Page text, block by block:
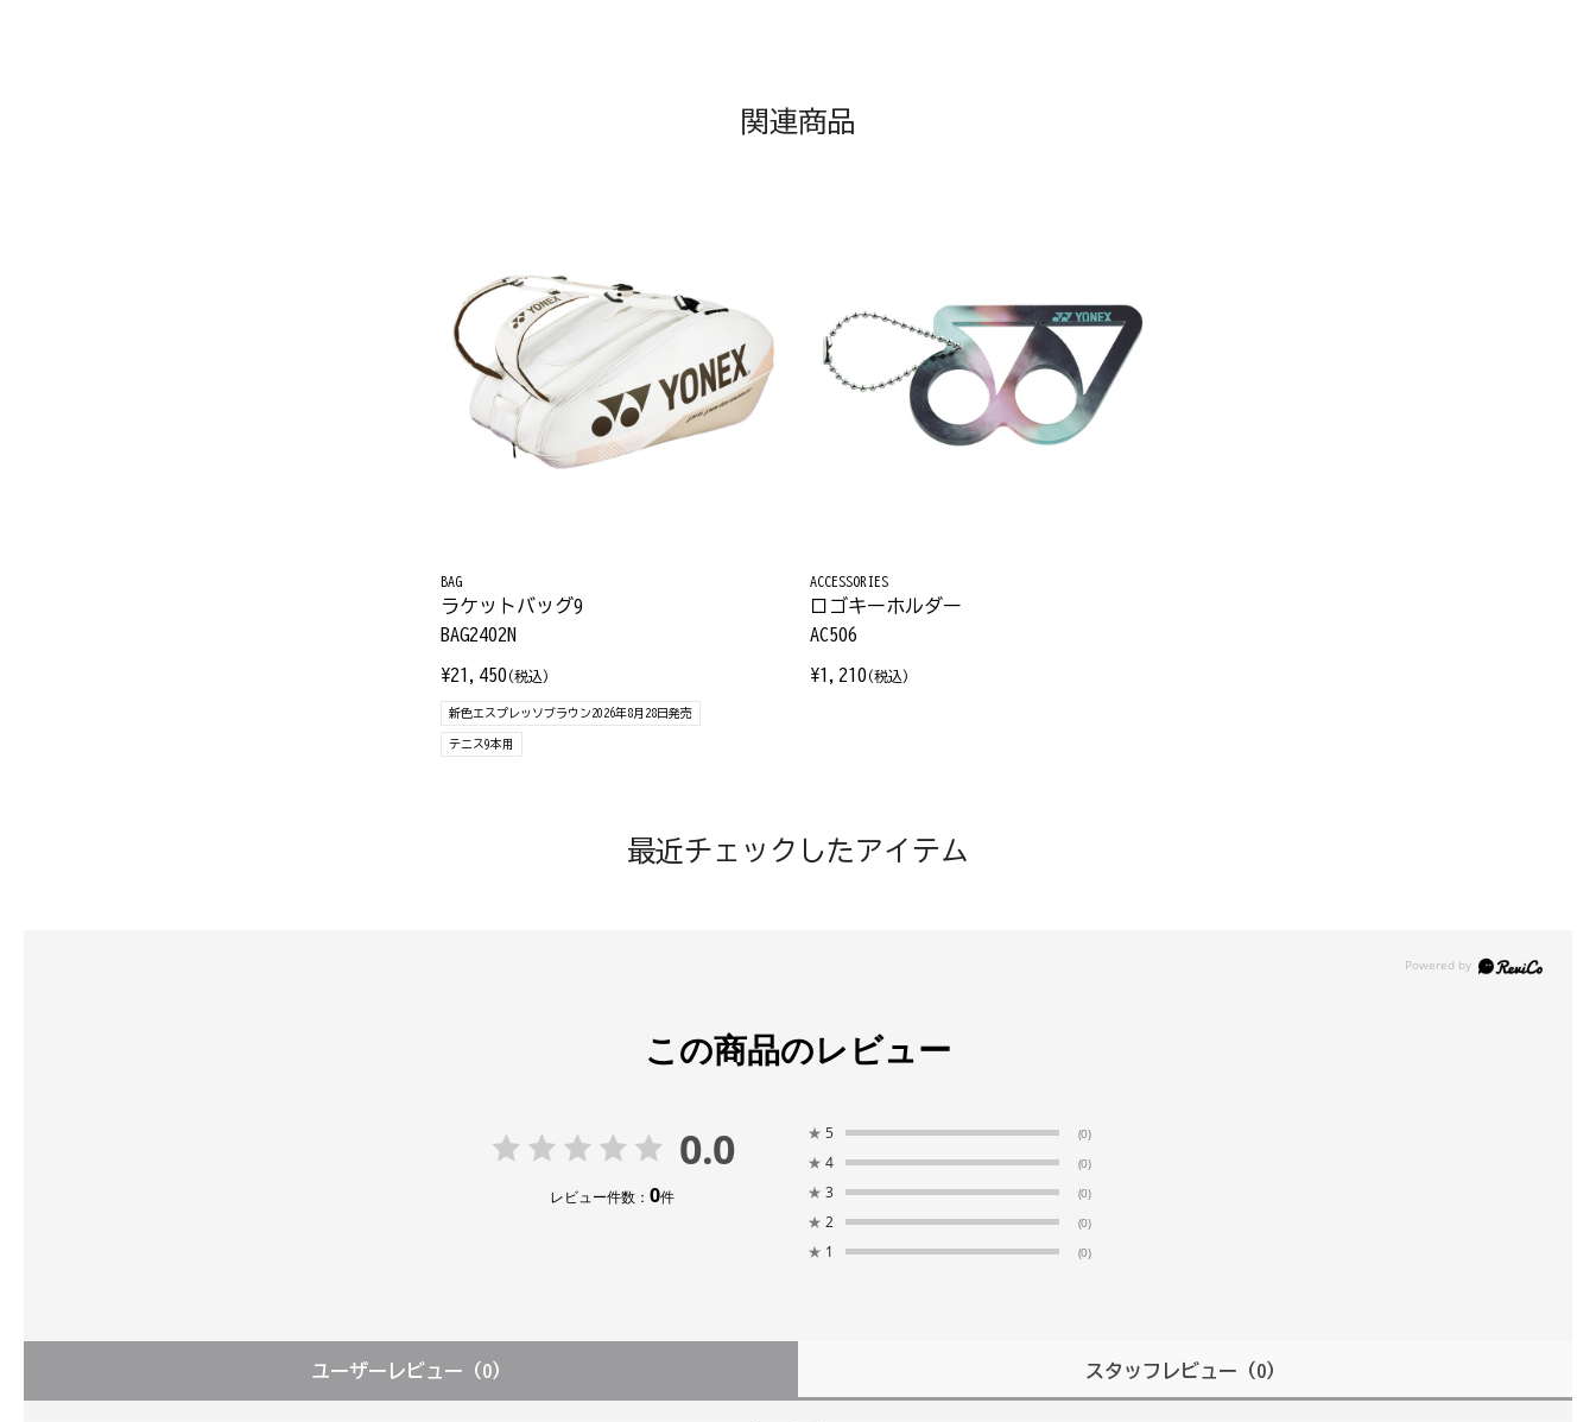
関連商品
BAG
ラケットバッグ9
BAG2402N
¥21,450 (税込)
新色エスプレッソブラウン2026年8月28日発売
テニス9本用
ACCESSORIES
ロゴキーホルダー
AC506
¥1,210 (税込)
最近チェックしたアイテム
この商品のレビュー
0.0
レビュー件数： 0件
★ 5 (0)
★ 4 (0)
★ 3 (0)
★ 2 (0)
★ 1 (0)
ユーザーレビュー （0） スタッフレビュー （0）